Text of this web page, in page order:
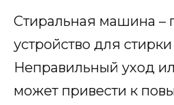
Стиральная машина –
устройство для
Неправильный уход
может привести к